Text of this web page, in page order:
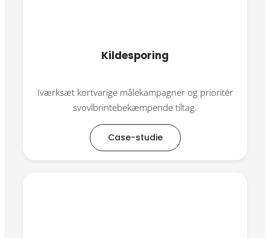
Kildesporing
Iværksæt kortvarige målekampagner og prioritér
svovlbrintebekæmpende tiltag.
Case-studie